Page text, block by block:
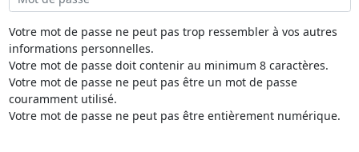
Votre mot de passe ne peut pas trop ressembler à vos autres
informations personnelles.
Votre mot de passe doit contenir au minimum 8 caractères.
Votre mot de passe ne peut pas être un mot de passe
couramment utilisé.
Votre mot de passe ne peut pas être entièrement numérique.